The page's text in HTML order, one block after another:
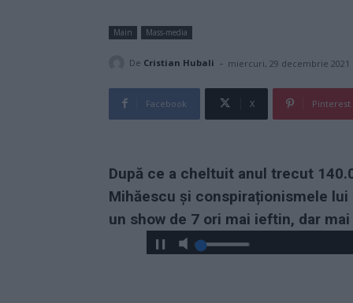
Main Mass-media
De Cristian Hubali - miercuri, 29 decembrie 2021
Facebook X Pinterest
După ce a cheltuit anul trecut
Mihăescu și conspiraționismele
un show de 7 ori mai ieftin, dar